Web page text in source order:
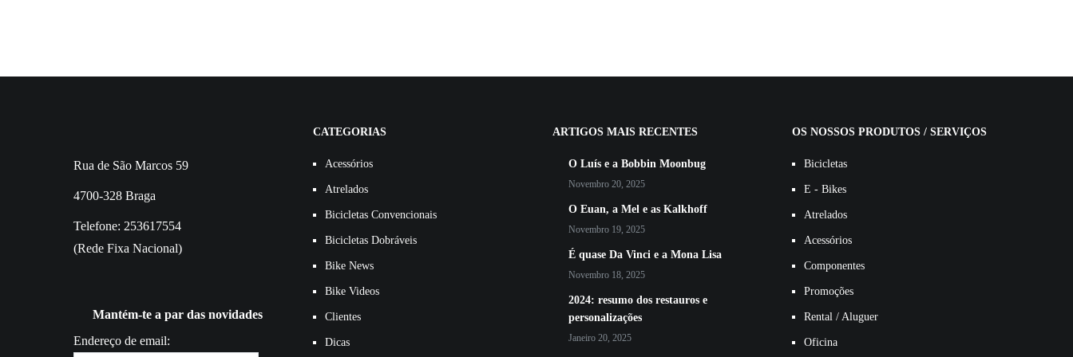
Rua de São Marcos 59
4700-328 Braga
Telefone: 253617554
(Rede Fixa Nacional)
Mantém-te a par das novidades
Endereço de email:
CATEGORIAS
Acessórios
Atrelados
Bicicletas Convencionais
Bicicletas Dobráveis
Bike News
Bike Videos
Clientes
Dicas
ARTIGOS MAIS RECENTES
O Luís e a Bobbin Moonbug
Novembro 20, 2025
O Euan, a Mel e as Kalkhoff
Novembro 19, 2025
É quase Da Vinci e a Mona Lisa
Novembro 18, 2025
2024: resumo dos restauros e
personalizações
Janeiro 20, 2025
OS NOSSOS PRODUTOS / SERVIÇOS
Bicicletas
E - Bikes
Atrelados
Acessórios
Componentes
Promoções
Rental / Aluguer
Oficina